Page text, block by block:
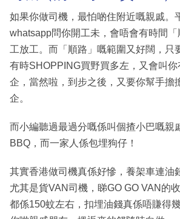
如果你做司機，最怕啲住附近嘅親戚。
whatsapp問你開工未，會唔會有時間
工放工。而「順路」嘅範圍又好闊，只
有時SHOPPING買野買多左，又會叫
企，當然啦，到步之後，又要你幫手擔
企。
而小編聽過最過分嘅係叫個揸小巴嘅親
BBQ，而一家人係包埋狗仔！
其實香港做司機真係好慘，養架車連油
尤其是貨VAN司機，睇GO GO VAN的
都係150蚊左右，扣埋油錢真係唔賺得